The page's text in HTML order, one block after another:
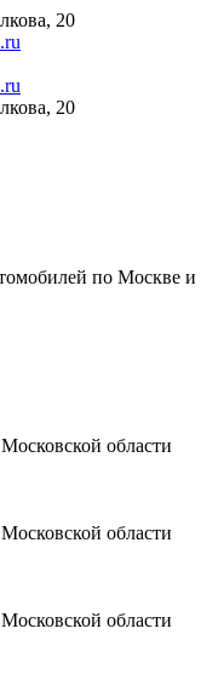
20
20
по Москве и
области
области
области